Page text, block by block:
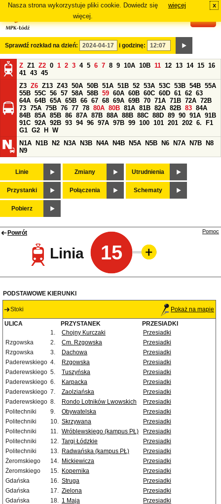
Nasza strona wykorzystuje pliki cookie. Dowiedz się
więcej.
więcej x
Sprawdź rozkład na dzień: i godzinę:
Z Z1 Z2 0 1 2 3 4 5 6 7 8 9 10A 10B 11 12 13 14 15 16
41 43 45
Z3 Z6 Z13 Z43 50A 50B 51A 51B 52 53A 53C 53B 54B 55A
55B 55C 56 57 58A 58B 59 60A 60B 60C 60D 61 62 63
64A 64B 65A 65B 66 67 68 69A 69B 70 71A 71B 72A 72B
73 75A 75B 76 77 78 80A 80B 81A 81B 82A 82B 83 84A
84B 85A 85B 86 87A 87B 88A 88B 88C 88D 89 90 91A 91B
91C 92A 92B 93 94 96 97A 97B 99 100 101 201 202 6.
F1
G1 G2 H
W
N1A
N1B N2 N3A N3B N4A N4B N5A N5B N6 N7A N7B
N8
N9
Linie Zmiany Utrudnienia
Przystanki Połączenia Schematy
Pobierz
Powrót
Linia 15
Pomoc
PODSTAWOWE KIERUNKI
Stoki Pokaż na mapie
ULICA PRZYSTANEK
PRZESIADKI
1.
Chojny Kurczaki
Przesiadki
Rzgowska
2. Cm. Rzgowska
Przesiadki
Rzgowska
3. Dachowa
Przesiadki
Paderewskiego 4. Rzgowska
Przesiadki
Paderewskiego 5. Tuszyńska
Przesiadki
Paderewskiego 6. Karpacka
Przesiadki
Paderewskiego 7. Zaolziańska
Przesiadki
Paderewskiego 8. Rondo Lotników Lwowskich
Przesiadki
Politechniki
9. Obywatelska
Przesiadki
Politechniki
10. Skrzywana
Przesiadki
Politechniki
11. Wróblewskiego (kampus PŁ)
Przesiadki
Politechniki
12. Targi Łódzkie
Przesiadki
Politechniki
13. Radwańska (kampus PŁ)
Przesiadki
Żeromskiego
14. Mickiewicza
Przesiadki
Żeromskiego
15. Kopernika
Przesiadki
Gdańska
16. Struga
Przesiadki
Gdańska
17. Zielona
Przesiadki
Gdańska
18. 1 Maja
Przesiadki